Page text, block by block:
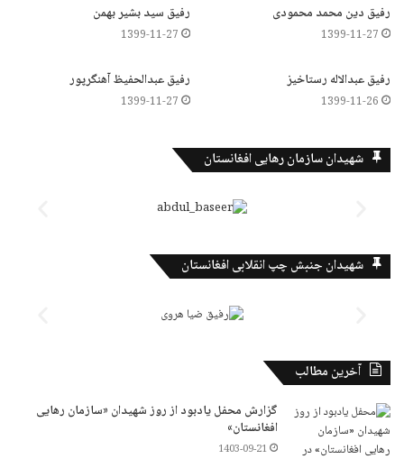
رفیق دین محمد محمودی
1399-11-27
رفیق سید بشیر بهمن
1399-11-27
رفیق عبدالاله رستاخیز
1399-11-26
رفیق عبدالحفیظ آهنگرپور
1399-11-27
شهیدان سازمان رهایی افغانستان
شهیدان جنبش چپ انقلابی افغانستان
آخرین مطالب
گزارش محفل یادبود از روز شهیدان «سازمان رهایی
افغانستان»
1403-09-21